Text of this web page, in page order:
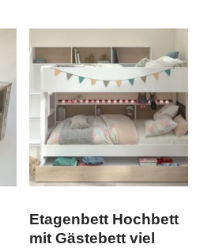
Etagenbett Hochbett
mit Gästebett viel